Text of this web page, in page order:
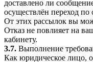
доставлено ли
осуществлён переход по
От этих рассылок вы
Отказ не повлияет на
кабинету.
3.7. Выполнение
Как юридическое лицо,